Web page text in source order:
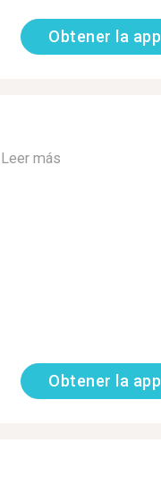
Obtener la app
Leer más
Obtener la app